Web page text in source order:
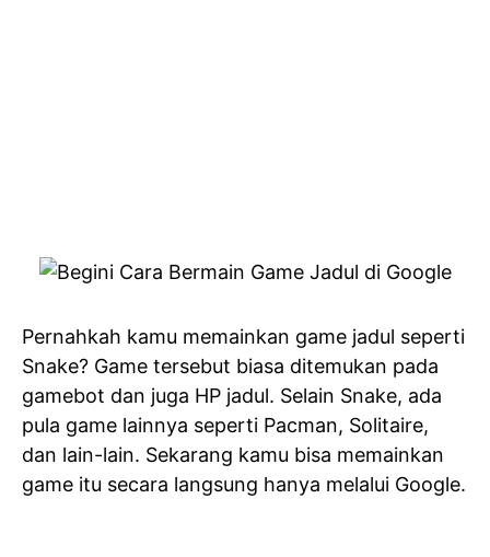
Pernahkah kamu memainkan game jadul seperti
Snake? Game tersebut biasa ditemukan pada
gamebot dan juga HP jadul. Selain Snake, ada
pula game lainnya seperti Pacman, Solitaire,
dan lain-lain. Sekarang kamu bisa memainkan
game itu secara langsung hanya melalui Google.